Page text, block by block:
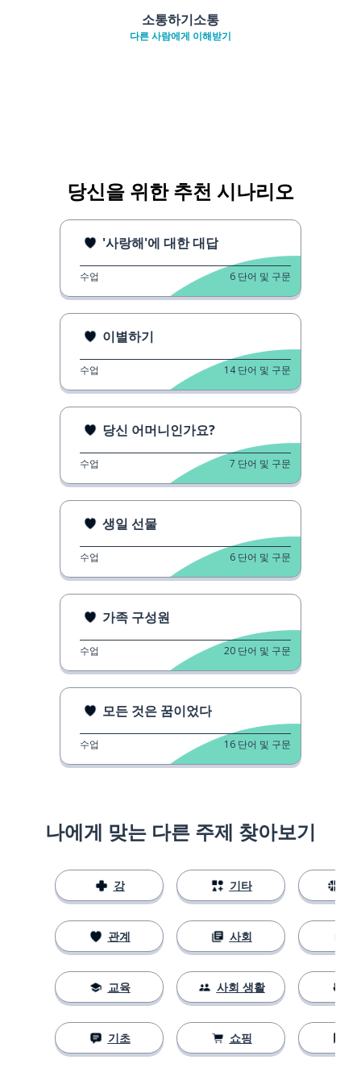
소통하기소통
다른 사람에게 이해받기
당신을 위한 추천 시나리오
'사랑해'에 대한 대답
수업 6 단어 및 구문
이별하기
수업 14 단어 및 구문
당신 어머니인가요?
수업 7 단어 및 구문
생일 선물
수업 6 단어 및 구문
가족 구성원
수업 20 단어 및 구문
모든 것은 꿈이었다
수업 16 단어 및 구문
나에게 맞는 다른 주제 찾아보기
강
관계
교육
기초
기타
사회
사회 생활
쇼핑